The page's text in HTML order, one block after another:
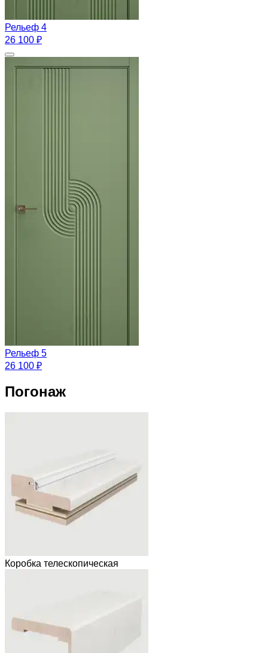
Рельеф 4
26 100 ₽
Рельеф 5
26 100 ₽
Погонаж
Коробка телескопическая